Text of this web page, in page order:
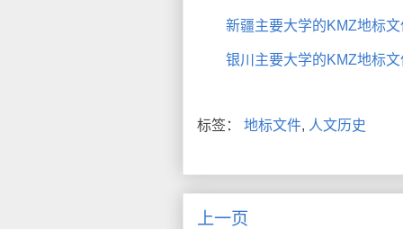
新疆主要大学的KMZ地标文
银川主要大学的KMZ地标文
标签： 地标文件, 人文历史
上一页